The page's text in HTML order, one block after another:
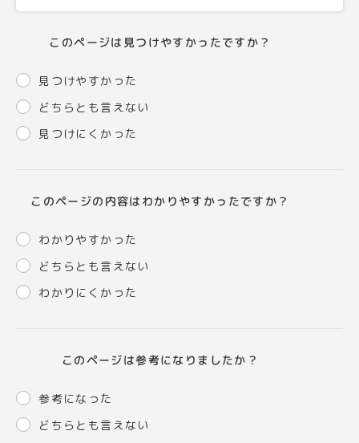
このページは見つけやすかったですか？
見つけやすかった
どちらとも言えない
見つけにくかった
このページの内容はわかりやすかったですか？
わかりやすかった
どちらとも言えない
わかりにくかった
このページは参考になりましたか？
参考になった
どちらとも言えない